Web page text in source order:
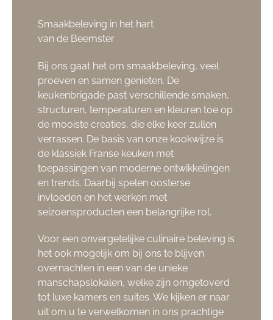
Smaakbeleving in het hart
van de Beemster
Bij ons gaat het om smaakbeleving, veel
proeven en samen genieten. De
keukenbrigade past verschillende smaken,
structuren, temperaturen en kleuren toe op
de mooiste creaties, die elke keer zullen
verrassen. De basis van onze kookwijze is
de klassiek Franse keuken met
toepassingen van moderne ontwikkelingen
en trends. Daarbij spelen oosterse
invloeden en het werken met
seizoensproducten een belangrijke rol.
Voor een onvergetelijke culinaire beleving is
het ook mogelijk om bij ons te blijven
overnachten in een van de unieke
manschapslokalen, welke zijn omgetoverd
tot luxe kamers en suites. We kijken er naar
uit om u te verwelkomen in ons prachtige